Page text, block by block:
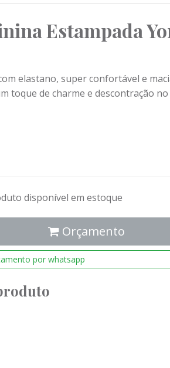
Estampada
elastano, super confortável e
toque de charme e descontração no
disponível em estoque
Orçamento
por whatsapp